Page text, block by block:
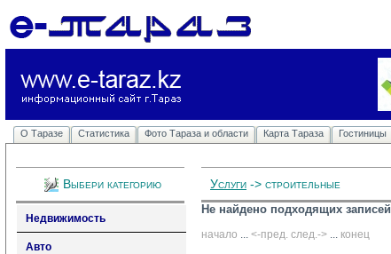
О Таразе Статистика Фото Тараза и области Карта Тараза Гостиницы
Выбери категорию
Недвижимость
Авто
Услуги -> строительные
Не найдено подходящих записей
начало ... <-пред. след.-> ... конец